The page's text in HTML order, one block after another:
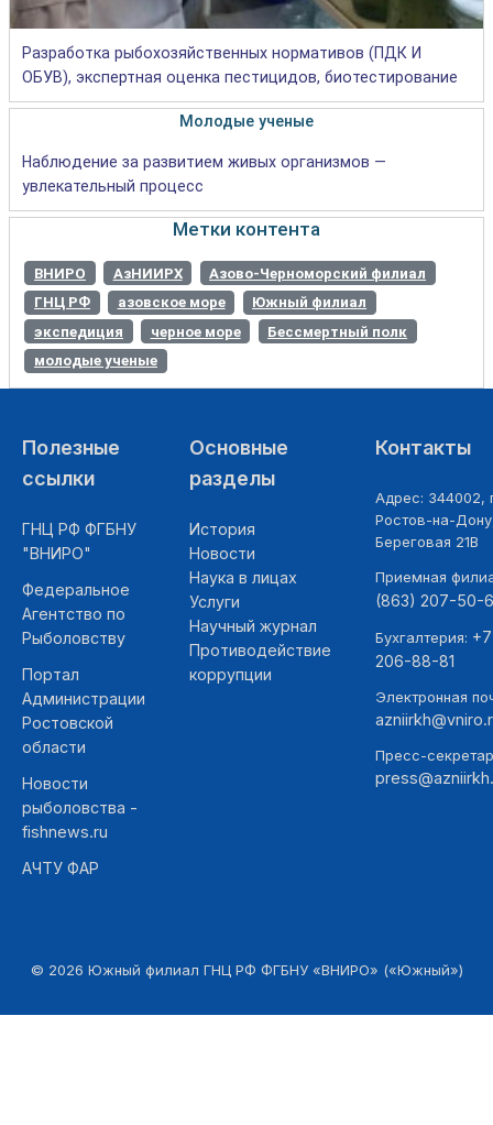
Разработка рыбохозяйственных нормативов (ПДК И
ОБУВ), экспертная оценка пестицидов, биотестирование
Молодые ученые
Наблюдение за развитием живых организмов —
увлекательный процесс
Метки контента
ВНИРО АзНИИРХ
Азово-Черноморский филиал
ГНЦ РФ
азовское море
Южный филиал
экспедиция
черное море
Бессмертный полк
молодые ученые
Полезные
ссылки
ГНЦ РФ ФГБНУ
"ВНИРО"
Федеральное
Агентство по
Рыболовству
Портал
Администрации
Ростовской
области
Новости
рыболовства -
fishnews.ru
АЧТУ ФАР
Основные
разделы
История
Новости
Наука в лицах
Услуги
Научный журнал
Противодействие
коррупции
Контакты
Адрес: 344002,
Ростов-на-
Береговая 21В
Приемная
(863) 207-50-
Бухгалтерия:
206-88-81
Электронная
Пресс-
© 2026 Южный филиал ГНЦ РФ ФГБНУ «ВНИРО» («Южный»)